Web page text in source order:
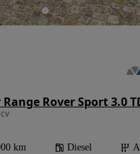
Rover Sport 3.0
km Diesel